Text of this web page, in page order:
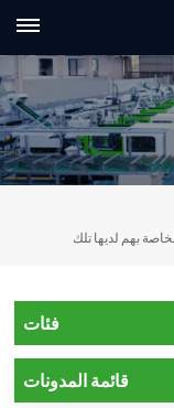
بهم لديها تلك
فئات
قائمة المدونات